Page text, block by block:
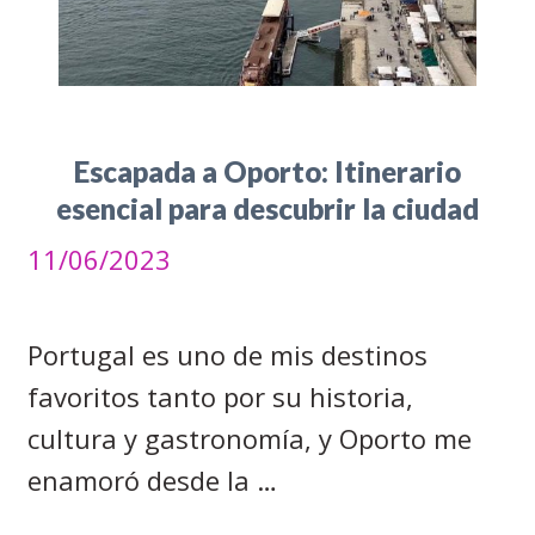
Escapada a Oporto: Itinerario
esencial para descubrir la ciudad
11/06/2023
Portugal es uno de mis destinos
favoritos tanto por su historia,
cultura y gastronomía, y Oporto me
enamoró desde la …